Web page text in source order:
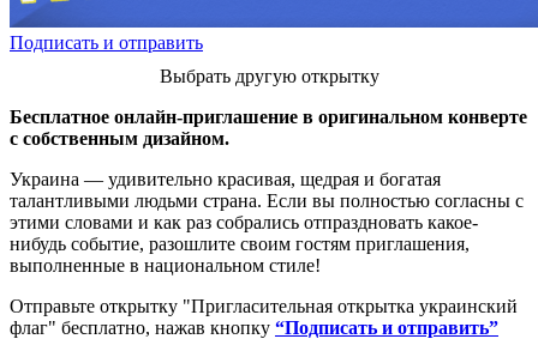
Подписать и отправить
Выбрать другую открытку
Бесплатное онлайн-приглашение в оригинальном конверте
с собственным дизайном.
Украина — удивительно красивая, щедрая и богатая
талантливыми людьми страна. Если вы полностью согласны с
этими словами и как раз собрались отпраздновать какое-
нибудь событие, разошлите своим гостям приглашения,
выполненные в национальном стиле!
Отправьте открытку "Пригласительная открытка украинский
флаг" бесплатно, нажав кнопку “Подписать и отправить”